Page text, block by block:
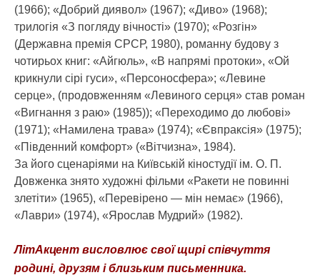
(1966); «Добрий диявол» (1967); «Диво» (1968);
трилогія «З погляду вічності» (1970); «Розгін»
(Державна премія СРСР, 1980), романну будову з
чотирьох книг: «Айгюль», «В напрямі протоки», «Ой
крикнули сірі гуси», «Персоносфера»; «Левине
серце», (продовженням «Левиного серця» став роман
«Вигнання з раю» (1985)); «Переходимо до любові»
(1971); «Намилена трава» (1974); «Євпраксія» (1975);
«Південний комфорт» («Вітчизна», 1984).
За його сценаріями на Київській кіностудії ім. О. П.
Довженка знято художні фільми «Ракети не повинні
злетіти» (1965), «Перевірено — мін немає» (1966),
«Лаври» (1974), «Ярослав Мудрий» (1982).
ЛітАкцент висловлює свої щирі співчуття
родині, друзям і близьким письменника.